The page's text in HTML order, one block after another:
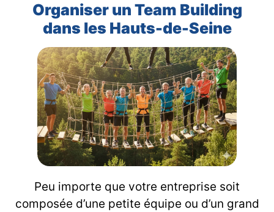
Organiser un Team Building
dans les Hauts-de-Seine
Peu importe que votre entreprise soit
composée d’une petite équipe ou d’un grand